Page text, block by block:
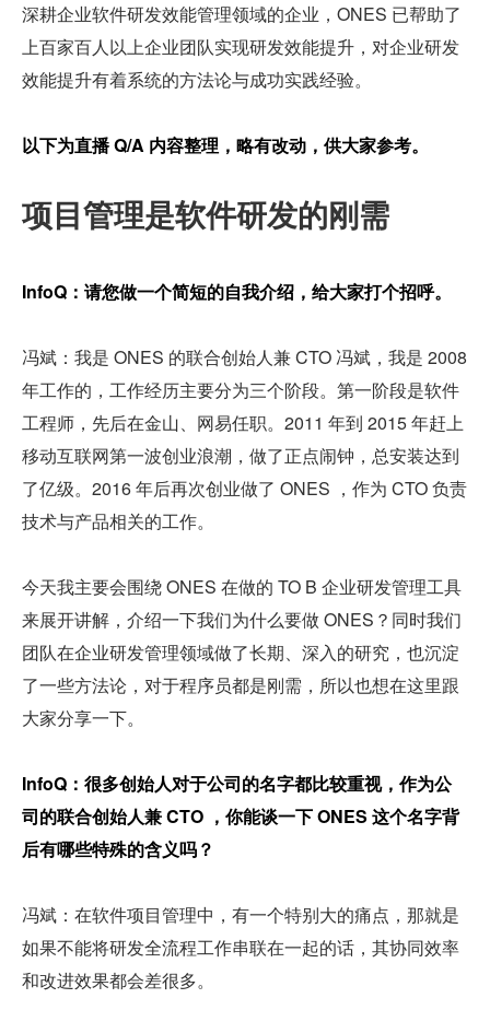
深耕企业软件研发效能管理领域的企业，ONES 已帮助了
上百家百人以上企业团队实现研发效能提升，对企业研发
效能提升有着系统的方法论与成功实践经验。
以下为直播 Q/A 内容整理，略有改动，供大家参考。
项目管理是软件研发的刚需
InfoQ：请您做一个简短的自我介绍，给大家打个招呼。
冯斌：我是 ONES 的联合创始人兼 CTO 冯斌，我是 2008
年工作的，工作经历主要分为三个阶段。第一阶段是软件
工程师，先后在金山、网易任职。2011 年到 2015 年赶上
移动互联网第一波创业浪潮，做了正点闹钟，总安装达到
了亿级。2016 年后再次创业做了 ONES ，作为 CTO 负责
技术与产品相关的工作。
今天我主要会围绕 ONES 在做的 TO B 企业研发管理工具
来展开讲解，介绍一下我们为什么要做 ONES？同时我们
团队在企业研发管理领域做了长期、深入的研究，也沉淀
了一些方法论，对于程序员都是刚需，所以也想在这里跟
大家分享一下。
InfoQ：很多创始人对于公司的名字都比较重视，作为公
司的联合创始人兼 CTO ，你能谈一下 ONES 这个名字背
后有哪些特殊的含义吗？
冯斌：在软件项目管理中，有一个特别大的痛点，那就是
如果不能将研发全流程工作串联在一起的话，其协同效率
和改进效果都会差很多。